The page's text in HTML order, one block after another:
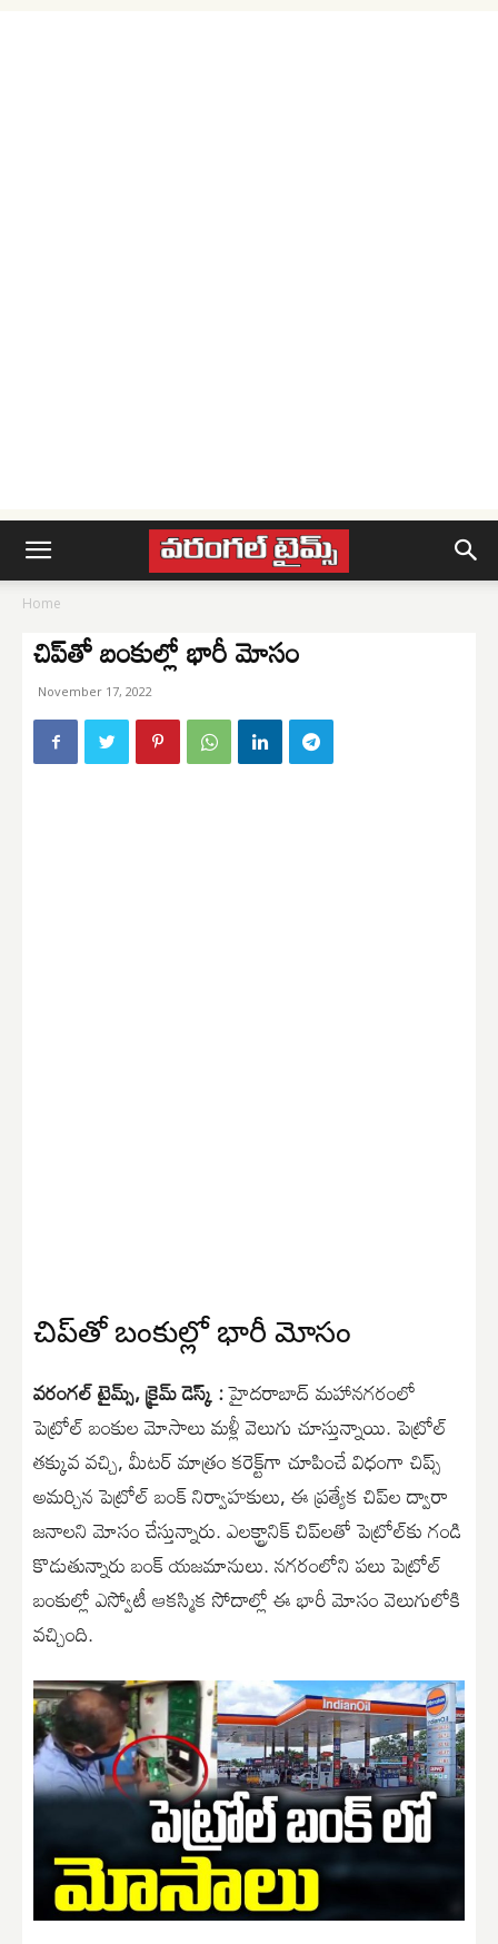
Home
చిప్‌తో బంకుల్లో భారీ మోసం
November 17, 2022
చిప్‌తో బంకుల్లో భారీ మోసం
వరంగల్ టైమ్స్, క్రైమ్ డెస్క్ :హైదరాబాద్ మహానగరంలో
పెట్రోల్ బంకుల మోసాలు మళ్లీ వెలుగు చూస్తున్నాయి. పెట్రోల్
తక్కువ వచ్చి, మీటర్ మాత్రం కరెక్ట్‌గా చూపించే విధంగా చిప్స్
అమర్చిన పెట్రోల్ బంక్ నిర్వాహకులు, ఈ ప్రత్యేక చిప్‌ల ద్వారా
జనాలని మోసం చేస్తున్నారు. ఎలక్ట్రానిక్ చిప్‌లతో పెట్రోల్‌కు గండి
కొడుతున్నారు బంక్ యజమానులు. నగరంలోని పలు పెట్రోల్
బంకుల్లో ఎస్వోటీ ఆకస్మిక సోదాల్లో ఈ భారీ మోసం వెలుగులోకి
వచ్చింది.